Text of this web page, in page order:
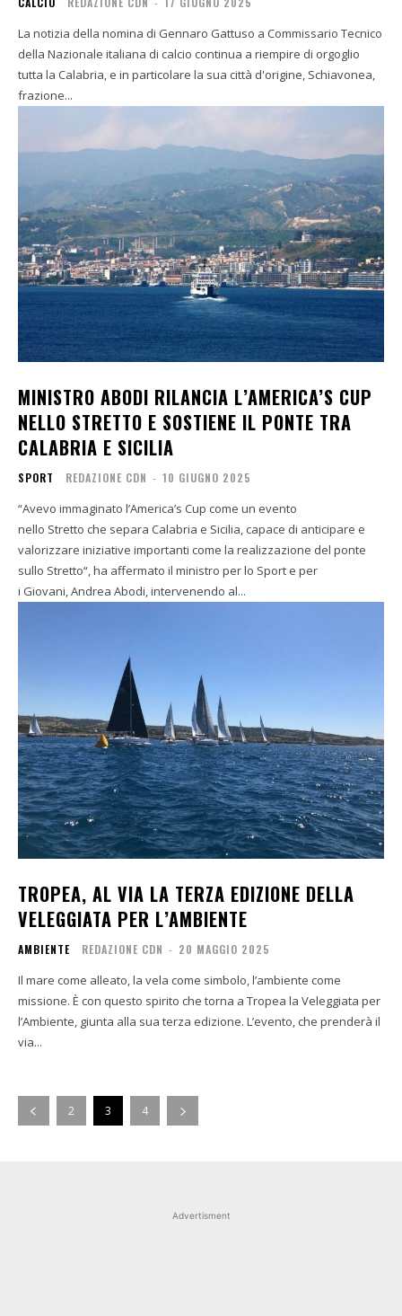
La notizia della nomina di Gennaro Gattuso a Commissario Tecnico
della Nazionale italiana di calcio continua a riempire di orgoglio
tutta la Calabria, e in particolare la sua città d'origine, Schiavonea,
frazione...
MINISTRO ABODI RILANCIA L’AMERICA’S CUP
NELLO STRETTO E SOSTIENE IL PONTE TRA
CALABRIA E SICILIA
SPORT REDAZIONE CDN - 10 GIUGNO 2025
“Avevo immaginato l’America’s Cup come un evento
nello Stretto che separa Calabria e Sicilia, capace di anticipare e
valorizzare iniziative importanti come la realizzazione del ponte
sullo Stretto“, ha affermato il ministro per lo Sport e per
i Giovani, Andrea Abodi, intervenendo al...
TROPEA, AL VIA LA TERZA EDIZIONE DELLA
VELEGGIATA PER L’AMBIENTE
AMBIENTE REDAZIONE CDN - 20 MAGGIO 2025
Il mare come alleato, la vela come simbolo, l’ambiente come
missione. È con questo spirito che torna a Tropea la Veleggiata per
l’Ambiente, giunta alla sua terza edizione. L’evento, che prenderà il
via...
2 3 4
Advertisment